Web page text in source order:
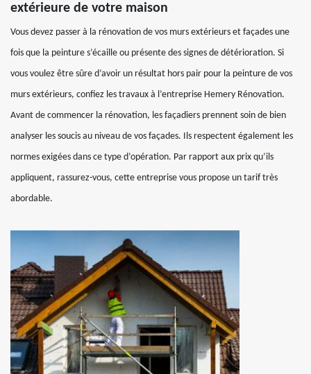
extérieure de votre maison
Vous devez passer à la rénovation de vos murs extérieurs et façades une
fois que la peinture s’écaille ou présente des signes de détérioration. Si
vous voulez être sûre d’avoir un résultat hors pair pour la peinture de vos
murs extérieurs, confiez les travaux à l’entreprise Hemery Rénovation.
Avant de commencer la rénovation, les façadiers prennent soin de bien
analyser les soucis au niveau de vos façades. Ils respectent également les
normes exigées dans ce type d’opération. Par rapport aux prix qu’ils
appliquent, rassurez-vous, cette entreprise vous propose un tarif très
abordable.